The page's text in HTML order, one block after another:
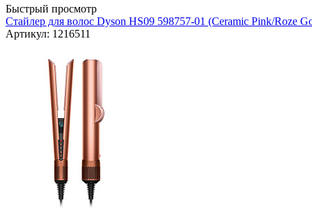
Быстрый просмотр
Стайлер для волос Dyson HS09 598757-01 (Ceramic Pink/Roze
Артикул: 1216511